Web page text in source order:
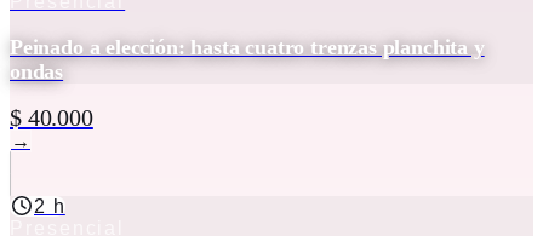
Peinado a elección: hasta cuatro trenzas planchita y
ondas
$ 40.000
→
2 h